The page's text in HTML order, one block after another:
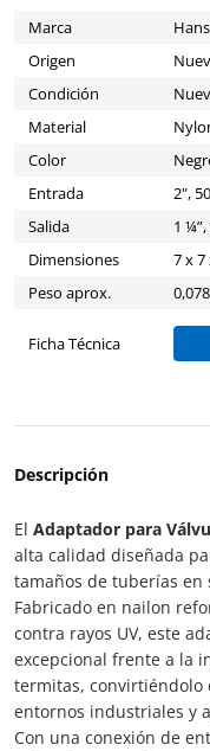
Marca
Origen
Condición
Material
Color
Entrada
2",
Salida
1
Dimensiones
7 x 7
Peso aprox.
Ficha Técnica
Descripción
El Adaptador para
alta calidad diseñada
tamaños de tuberías en
Fabricado en nailon
contra rayos UV, este
excepcional frente a la
termitas, convirtiéndolo
entornos industriales y
Con una conexión de